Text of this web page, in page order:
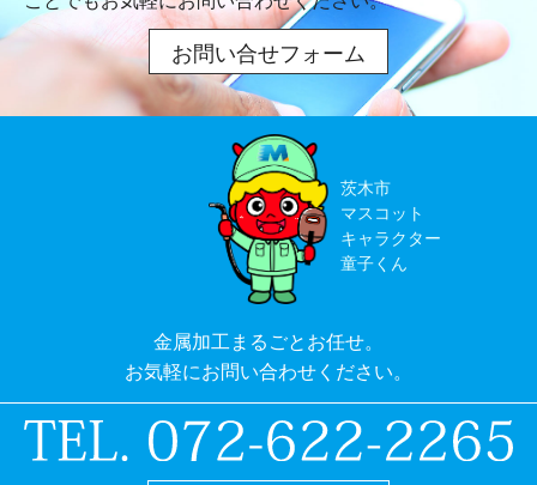
お問い合せフォーム
茨木市
マスコット
キャラクター
童子くん
金属加工まるごとお任せ。
お気軽にお問い合わせください。